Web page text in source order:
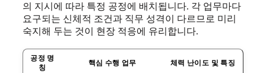
의 지시에 따라 특정 공정에 배치됩니다. 각 업무마다
요구되는 신체적 조건과 직무 성격이 다르므로 미리
숙지해 두는 것이 현장 적응에 유리합니다.
공정 명
칭
핵심 수행 업무 체력 난이도 및 특징